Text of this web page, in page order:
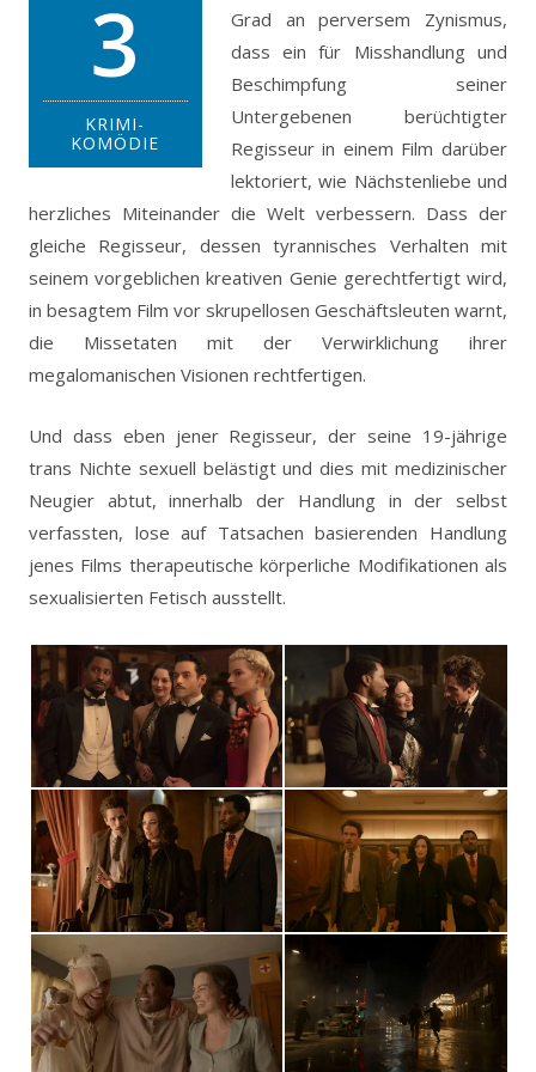
3
KRIMI-
KOMÖDIE
Grad an perversem Zynismus,
dass ein für Misshandlung und
Beschimpfung seiner
Untergebenen berüchtigter
Regisseur in einem Film darüber
lektoriert, wie Nächstenliebe und
herzliches Miteinander die Welt verbessern. Dass der
gleiche Regisseur, dessen tyrannisches Verhalten mit
seinem vorgeblichen kreativen Genie gerechtfertigt wird,
in besagtem Film vor skrupellosen Geschäftsleuten warnt,
die Missetaten mit der Verwirklichung ihrer
megalomanischen Visionen rechtfertigen.
Und dass eben jener Regisseur, der seine 19-jährige
trans Nichte sexuell belästigt und dies mit medizinischer
Neugier abtut, innerhalb der Handlung in der selbst
verfassten, lose auf Tatsachen basierenden Handlung
jenes Films therapeutische körperliche Modifikationen als
sexualisierten Fetisch ausstellt.